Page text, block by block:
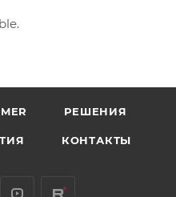
РЕШЕНИЯ
КОНТАКТЫ